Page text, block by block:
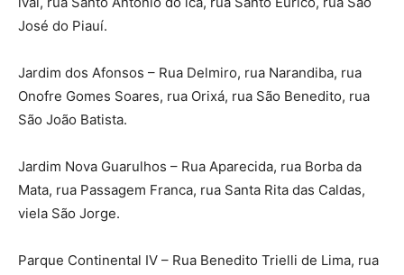
José do Piauí.
Jardim dos Afonsos – Rua Delmiro, rua Narandiba, rua
Onofre Gomes Soares, rua Orixá, rua São Benedito, rua
São João Batista.
Jardim Nova Guarulhos – Rua Aparecida, rua Borba da
Mata, rua Passagem Franca, rua Santa Rita das Caldas,
viela São Jorge.
Parque Continental IV – Rua Benedito Trielli de Lima, rua